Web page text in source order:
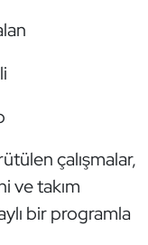
çalışmalar,
ve takım
bir programla